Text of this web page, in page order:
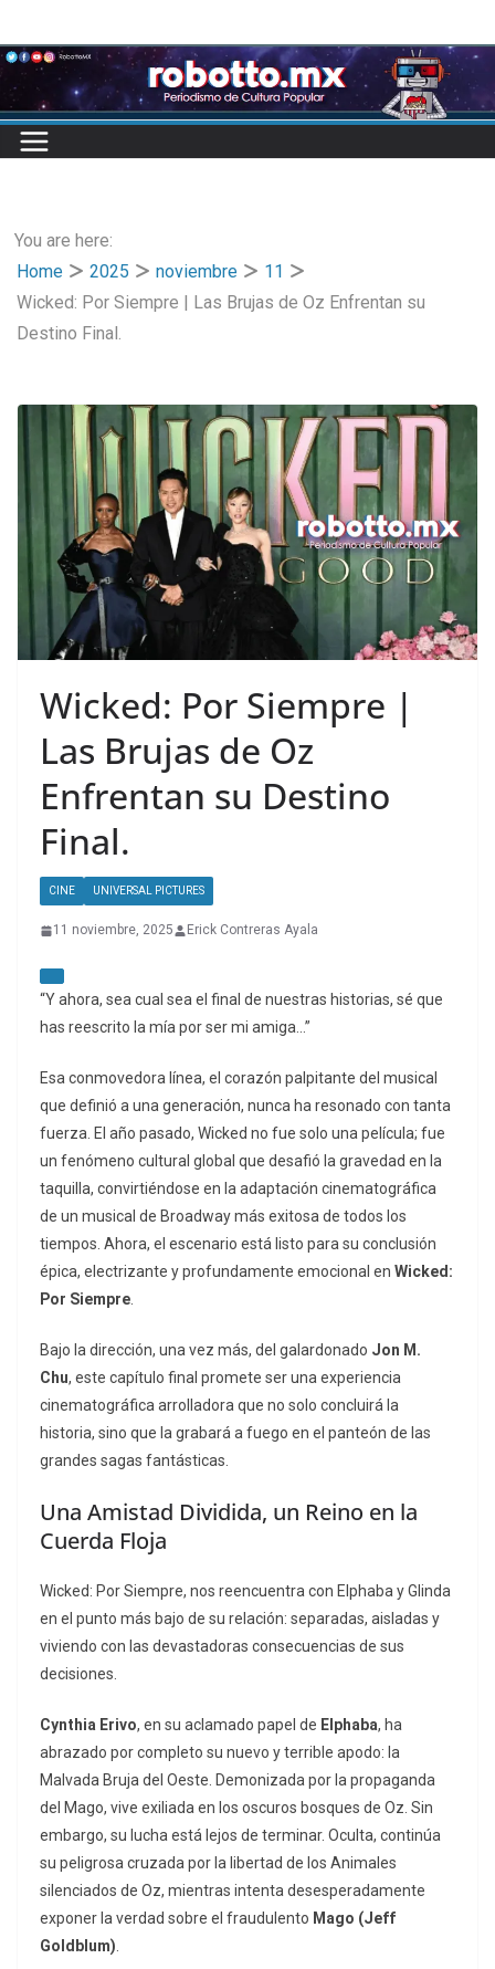
to
content
You are here:
Home
2025 noviembre
11
Wicked: Por Siempre | Las Brujas de Oz Enfrentan su
Destino Final.
Wicked: Por Siempre |
Las Brujas de Oz
Enfrentan su Destino
Final.
CINE UNIVERSAL PICTURES
11 noviembre, 2025 Erick Contreras Ayala
“Y ahora, sea cual sea el final de nuestras historias, sé que
has reescrito la mía por ser mi amiga…”
Esa conmovedora línea, el corazón palpitante del musical
que definió a una generación, nunca ha resonado con tanta
fuerza. El año pasado, Wicked no fue solo una película; fue
un fenómeno cultural global que desafió la gravedad en la
taquilla, convirtiéndose en la adaptación cinematográfica
de un musical de Broadway más exitosa de todos los
tiempos. Ahora, el escenario está listo para su conclusión
épica, electrizante y profundamente emocional en Wicked:
Por Siempre
Bajo la dirección, una vez más, del galardonado Jon M.
Chu, este capítulo final promete ser una experiencia
cinematográfica arrolladora que no solo concluirá la
historia, sino que la grabará a fuego en el panteón de las
grandes sagas fantásticas.
Una Amistad Dividida, un Reino en la
Cuerda Floja
Wicked: Por Siempre, nos reencuentra con Elphaba y Glinda
en el punto más bajo de su relación: separadas, aisladas y
viviendo con las devastadoras consecuencias de sus
decisiones.
Cynthia Erivo, en su aclamado papel de Elphaba, ha
abrazado por completo su nuevo y terrible apodo: la
Malvada Bruja del Oeste. Demonizada por la propaganda
del Mago, vive exiliada en los oscuros bosques de Oz. Sin
embargo, su lucha está lejos de terminar. Oculta, continúa
su peligrosa cruzada por la libertad de los Animales
silenciados de Oz, mientras intenta desesperadamente
exponer la verdad sobre el fraudulento Mago (Jeff
Goldblum)